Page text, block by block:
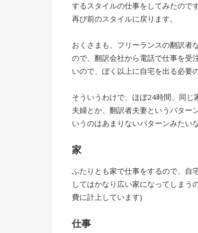
するスタイルの仕事をしてみたので
再び前のスタイルに戻ります。
おくさまも、フリーランスの翻訳者
ので、翻訳会社から電話で仕事を受
いので、ぼく以上に自宅を出る必要
そういうわけで、ほぼ24時間、同
夫婦とか、翻訳者夫妻というパター
いうのはあまりないパターンみたい
家
ふたりとも家で仕事をするので、自
してはかなり広い家になってしまう
費に計上しています)
仕事